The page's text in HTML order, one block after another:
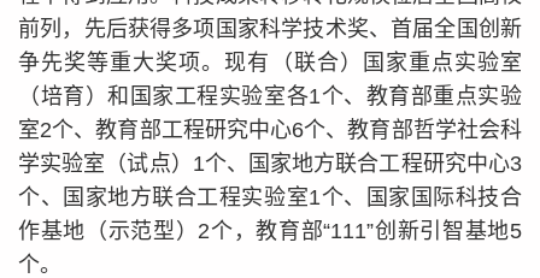
前列，先后获得多项国家科学技术奖、首届全国创新
争先奖等重大奖项。现有（联合）国家重点实验室
（培育）和国家工程实验室各1个、教育部重点实验
室2个、教育部工程研究中心6个、教育部哲学社会科
学实验室（试点）1个、国家地方联合工程研究中心3
个、国家地方联合工程实验室1个、国家国际科技合
作基地（示范型）2个，教育部“111”创新引智基地5
个。